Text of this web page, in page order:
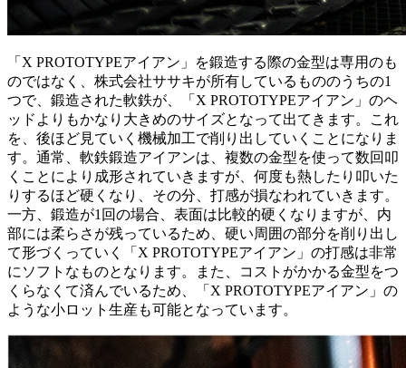
「X PROTOTYPEアイアン」を鍛造する際の金型は専用のも
のではなく、株式会社ササキが所有しているもののうちの1
つで、鍛造された軟鉄が、「X PROTOTYPEアイアン」のヘ
ッドよりもかなり大きめのサイズとなって出てきます。これ
を、後ほど見ていく機械加工で削り出していくことになりま
す。通常、軟鉄鍛造アイアンは、複数の金型を使って数回叩
くことにより成形されていきますが、何度も熱したり叩いた
りするほど硬くなり、その分、打感が損なわれていきます。
一方、鍛造が1回の場合、表面は比較的硬くなりますが、内
部には柔らさが残っているため、硬い周囲の部分を削り出し
て形づくっていく「X PROTOTYPEアイアン」の打感は非常
にソフトなものとなります。また、コストがかかる金型をつ
くらなくて済んでいるため、「X PROTOTYPEアイアン」の
ような小ロット生産も可能となっています。